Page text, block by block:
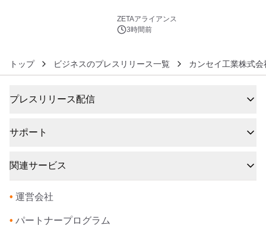
ZETAアライアンス
3時間前
トップ ビジネスのプレスリリース一覧 カンセイ工業株式会
プレスリリース配信
サポート
関連サービス
• 運営会社
• パートナープログラム